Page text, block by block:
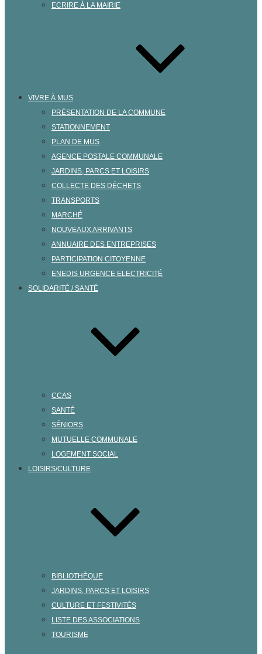
ECRIRE À LA MAIRIE
VIVRE À MUS
PRÉSENTATION DE LA COMMUNE
STATIONNEMENT
PLAN DE MUS
AGENCE POSTALE COMMUNALE
JARDINS, PARCS ET LOISIRS
COLLECTE DES DÉCHETS
TRANSPORTS
MARCHÉ
NOUVEAUX ARRIVANTS
ANNUAIRE DES ENTREPRISES
PARTICIPATION CITOYENNE
ENEDIS URGENCE ELECTRICITÉ
SOLIDARITÉ / SANTÉ
CCAS
SANTÉ
SÉNIORS
MUTUELLE COMMUNALE
LOGEMENT SOCIAL
LOISIRS/CULTURE
BIBLIOTHÈQUE
JARDINS, PARCS ET LOISIRS
CULTURE ET FESTIVITÉS
LISTE DES ASSOCIATIONS
TOURISME